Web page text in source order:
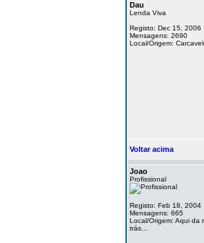
Dau
Lenda Viva
Registo: Dec 15, 2006
Mensagens: 2690
Local/Origem:
Voltar acima
Joao
Profissional
Registo: Feb 18, 2004
Mensagens: 665
Local/Origem: Aqui da
trás...